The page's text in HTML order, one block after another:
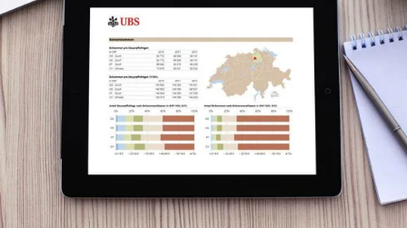
o
d
u
e
l
’
c